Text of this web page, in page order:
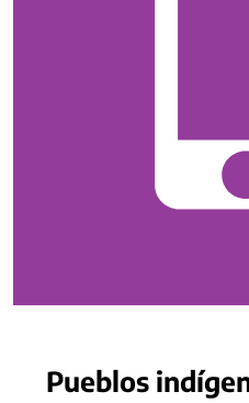
Pueblos